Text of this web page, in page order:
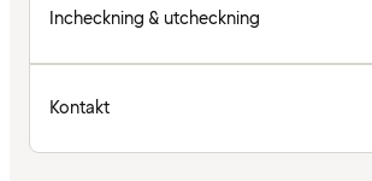
Incheckning & utcheckning
Kontakt